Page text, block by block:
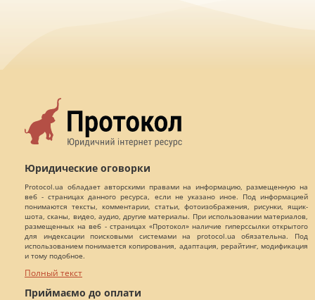
Юридические оговорки
Protocol.ua обладает авторскими правами на информацию, размещенную на
веб - страницах данного ресурса, если не указано иное. Под информацией
понимаются тексты, комментарии, статьи, фотоизображения, рисунки, ящик-
шота, сканы, видео, аудио, другие материалы. При использовании материалов,
размещенных на веб - страницах «Протокол» наличие гиперссылки открытого
для индексации поисковыми системами на protocol.ua обязательна. Под
использованием понимается копирования, адаптация, рерайтинг, модификация
и тому подобное.
Полный текст
Приймаємо до оплати